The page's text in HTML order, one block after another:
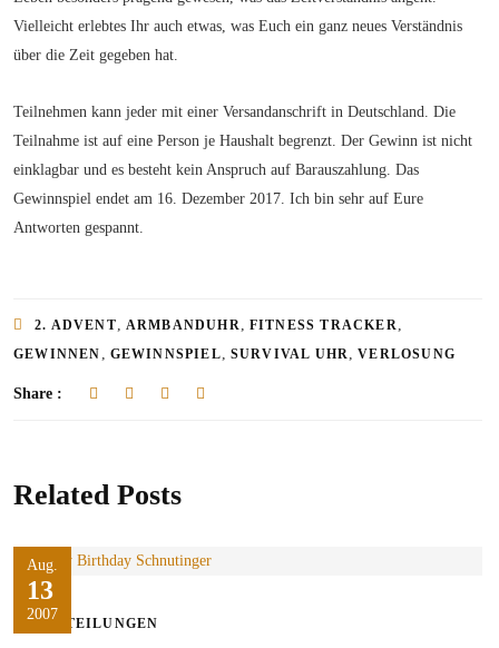
Vielleicht erlebtes Ihr auch etwas, was Euch ein ganz neues Verständnis
über die Zeit gegeben hat.
Teilnehmen kann jeder mit einer Versandanschrift in Deutschland. Die
Teilnahme ist auf eine Person je Haushalt begrenzt. Der Gewinn ist nicht
einklagbar und es besteht kein Anspruch auf Barauszahlung. Das
Gewinnspiel endet am 16. Dezember 2017. Ich bin sehr auf Eure
Antworten gespannt.
2. ADVENT ARMBANDUHR FITNESS TRACKER
GEWINNEN GEWINNSPIEL SURVIVAL UHR ,VERLOSUNG
Share :
Related Posts
Aug.
13
2007
MITTEILUNGEN